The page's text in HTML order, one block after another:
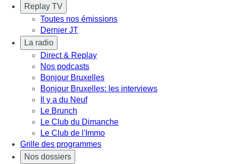
Replay TV
Toutes nos émissions
Dernier JT
La radio
Direct & Replay
Nos podcasts
Bonjour Bruxelles
Bonjour Bruxelles: les interviews
Il y a du Neuf
Le Brunch
Le Club du Dimanche
Le Club de l'Immo
Grille des programmes
Nos dossiers